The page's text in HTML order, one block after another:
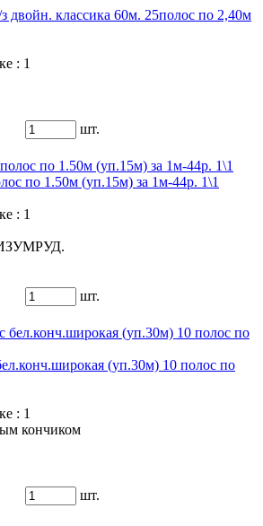
двойн. классика 60м. 25полос по 2,40м
: 1
шт.
по 1.50м (уп.15м) за 1м-44р. 1\1
: 1
шт.
(уп.30м) 10 полос по
: 1
кончиком
шт.